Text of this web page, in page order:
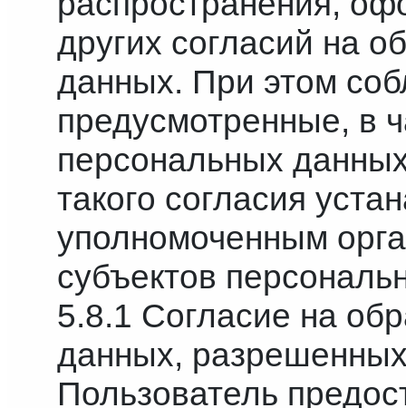
других согласий на
данных. При этом
предусмотренные, в
персональных
такого согласия
уполномоченным
субъектов
5.8.1 Согласие на
данных,
Пользователь